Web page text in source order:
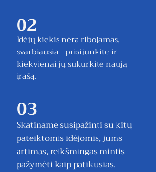
02
Idėjų kiekis nėra ribojamas,
svarbiausia - prisijunkite ir
kiekvienai jų sukurkite naują
įrašą.
03
Skatiname susipažinti su kitų
pateiktomis idėjomis, jums
artimas, reikšmingas mintis
pažymėti kaip patikusias.